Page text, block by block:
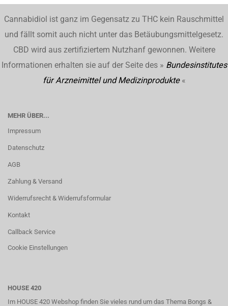
Cannabidiol ist ganz im Gegensatz zu THC kein Rauschmittel
und fällt somit auch nicht unter das Betäubungsmittelgesetz.
CBD wird aus zertifiziertem Nutzhanf gewonnen. Weitere
Informationen erhalten sie auf der Seite des » Bundesinstitutes
für Arzneimittel und Medizinprodukte«
MEHR ÜBER...
Impressum
Datenschutz
AGB
Zahlung & Versand
Widerrufsrecht & Widerrufsformular
Kontakt
Callback Service
Cookie Einstellungen
HOUSE 420
Im HOUSE 420 Webshop finden Sie vieles rund um das Thema Bongs &